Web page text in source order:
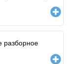
разборное